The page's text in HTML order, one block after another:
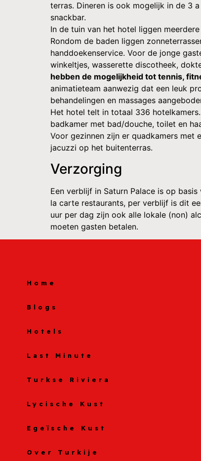
terras. Dineren is ook mogelijk in de 3
snackbar.
In de tuin van het hotel liggen
Rondom de baden liggen
handdoekenservice. Voor de jonge
winkeltjes, wasserette discotheek,
hebben de mogelijkheid tot tennis,
animatieteam aanwezig dat een leuk
behandelingen en massages
Het hotel telt in totaal 336
badkamer met bad/douche, toilet en
Voor gezinnen zijn er quadkamers met
jacuzzi op het buitenterras.
Verzorging
Een verblijf in Saturn Palace is op
la carte restaurants, per verblijf is dit
uur per dag zijn ook alle lokale (non)
moeten gasten betalen.
Home
Blogs
Hotels
Last Minute
Turkse Riviera
Lycische Kust
Egeïsche Kust
Over Turkije